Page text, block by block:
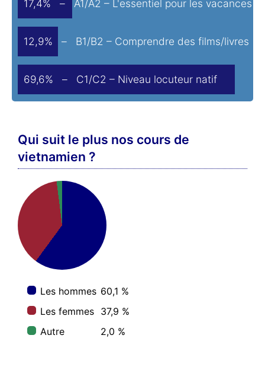
17,4% – A1/A2 – L'essentiel pour les vacances
12,9% – B1/B2 – Comprendre des films/livres
69,6% – C1/C2 – Niveau locuteur natif
Qui suit le plus nos cours de
vietnamien ?
Les hommes 60,1 %
Les femmes 37,9 %
Autre
2,0 %